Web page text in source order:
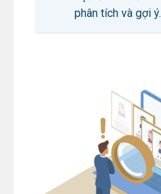
phân tích và gợi ý.